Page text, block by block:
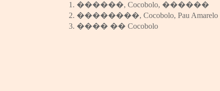
1. ������, Cocobolo, ������
2. ��������, Cocobolo, Pau Amarelo
3. ���� �� Cocobolo